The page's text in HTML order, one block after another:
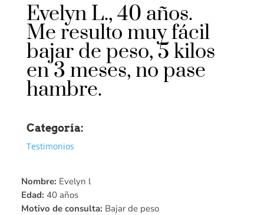
Evelyn L., 40 años.
Me resulto muy fácil
bajar de peso, 5 kilos
en 3 meses, no pase
hambre.
Categoría:
Testimonios
Nombre: Evelyn l
Edad: 40 años
Motivo de consulta: Bajar de peso